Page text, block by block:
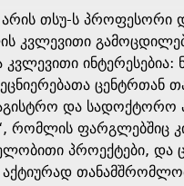
თსუ-ს პროფესორი
კვლევითი
ცენტრთან
და სადოქტორო
რომლის ფარგლებშიც
პროექტები, და